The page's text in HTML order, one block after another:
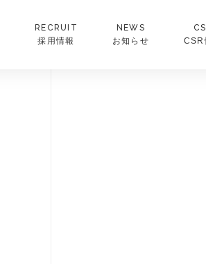
RECRUIT
採用情報
NEWS
お知らせ
CSR